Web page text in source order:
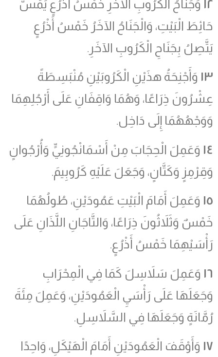
١٢ وَجَنَاحُ الْكَرُوبِ الآخَرِ خَمْسُ أَذْرُعٍ يَمَسُّ
حَائِطَ الْبَيْتِ، وَالْجَنَاحُ الآخَرُ خَمْسُ أَذْرُعٍ
يَتَّصِلُ بِجَنَاحِ الْكَرُوبِ الآخَرِ.
١٣ وَأَجْنِحَةُ هذَيْنِ الْكَرُوبَيْنِ مُنْبَسِطَةً
عِشْرُونَ ذِرَاعًا، وَهُمَا وَاقِفَانِ عَلَى أَرْجُلِهِمَا
وَوَجْهُهُمَا إِلَى دَاخِل.
١٤ وَعَمِلَ الْحِجَابَ مِنْ أَسْمَانْجُونِيٍّ وَأُرْجُوانٍ
وَقِرْمِزٍ وَكَتَّانٍ، وَجَعَلَ عَلَيْهِ كَرُوبِيمَ.
١٥ وَعَمِلَ أَمَامَ الْبَيْتِ عَمُودَيْنِ، طُولُهُمَا
خَمْسٌ وَثَلاَثُونَ ذِرَاعًا، وَالتَّاجَانِ اللَّذَانِ عَلَى
رَأْسَيْهِمَا خَمْسُ أَذْرُعٍ.
١٦ وَعَمِلَ سَلاَسِلَ كَمَا فِي الْمِحْرَابِ
وَجَعَلَهَا عَلَى رَأْسَيِ الْعَمُودَيْنِ، وَعَمِلَ مِئَةَ
رُمَّانَةٍ وَجَعَلَهَا فِي السَّلاَسِلِ.
١٧ وَأَوْقَفَ الْعَمُودَيْنِ أَمَامَ الْهَيْكَلِ، وَاحِدًا